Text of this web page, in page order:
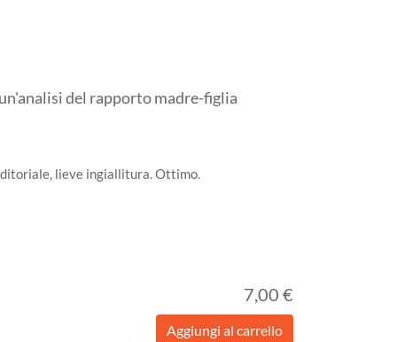
del rapporto madre-figlia
lieve ingiallitura. Ottimo.
7,00 €